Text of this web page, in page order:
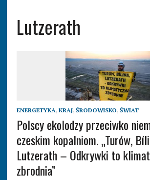
Lutzerath
ENERGETYKA, KRAJ, ŚRODOWISKO, ŚWIAT
Polscy ekolodzy przeciwko
czeskim kopalniom. „Turów,
Lutzerath – Odkrywki to
zbrodnia”